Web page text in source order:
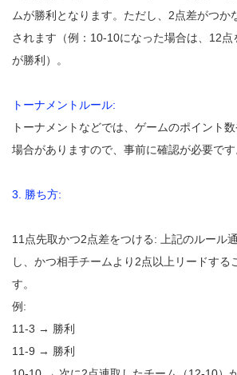
ムが勝利となります。ただし、2点差がつか
されます（例：10-10になった場合は、12点
が勝利）。
トーナメントルール:
トーナメントなどでは、ゲームのポイント
場合がありますので、事前に確認が必要です
3. 勝ち方:
11点先取かつ2点差をつける: 上記のルール
し、かつ相手チームより2点以上リードする
す。
例:
11-3 → 勝利
11-9 → 勝利